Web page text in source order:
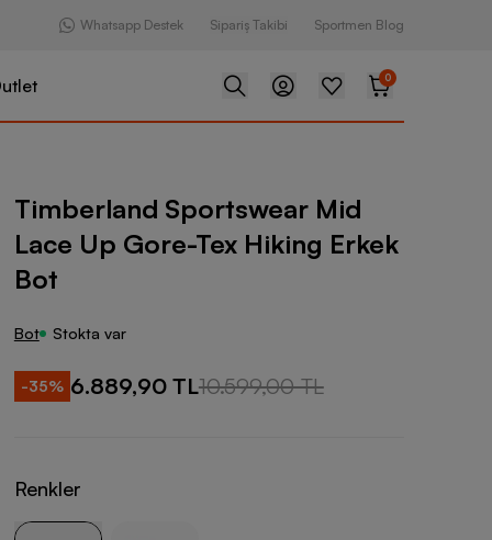
Whatsapp Destek Sipariş Takibi Sportmen Blog
0
Mid Lace Up Gore-Tex Hiking Erkek Bot
Timberland Sportswear Mid
Lace Up Gore-Tex Hiking Erkek
Bot
Bot Stokta var
-35% 6.889,90 TL10.599,00 TL
Renkler